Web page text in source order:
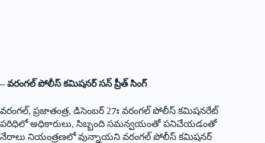
– వరంగల్‌ పోలీస్‌ కమిషనర్‌ సన్‌ ప్రీత్‌ సింగ్‌
వ‌రంగ‌ల్‌, ప్ర‌జాతంత్ర‌, డిసెంబ‌ర్ 27ః వ‌రంగ‌ల్‌ పోలీస్‌ కమిషనరేట్‌
పరిధిలో అధికారులు, సిబ్బంది సమన్వయంతో పనిచేయడంతో
నేరాలు నియంత్రణలో వున్నాయని వరంగల్‌ పోలీస్‌ కమిషనర్‌